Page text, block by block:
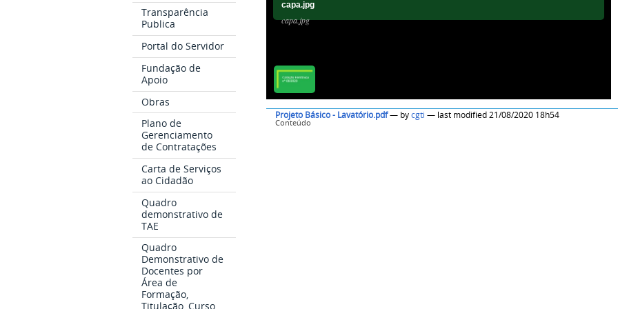
Transparência
Publica
Portal do Servidor
Fundação de
Apoio
Obras
Plano de
Gerenciamento
de Contratações
Carta de Serviços
ao Cidadão
Quadro
demonstrativo de
TAE
Quadro
Demonstrativo de
Docentes por
Área de
Formação,
Titulação, Curso
capa.jpg
capa.jpg
Conteúdo
Projeto Básico - Lavatório.pdf— bycgti — last modified 21/08/2020 18h54